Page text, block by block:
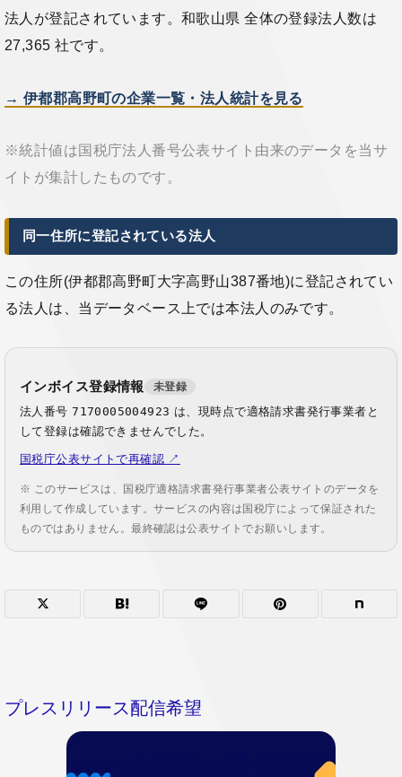
法人が登記されています。和歌山県 全体の登録法人数は
27,365 社です。
→ 伊都郡高野町の企業一覧・法人統計を見る
※統計値は国税庁法人番号公表サイト由来のデータを当サ
イトが集計したものです。
同一住所に登記されている法人
この住所(伊都郡高野町大字高野山387番地)に登記されてい
る法人は、当データベース上では本法人のみです。
インボイス登録情報 未登録
法人番号7170005004923 は、現時点で適格請求書発行事業者と
して登録は確認できませんでした。
国税庁公表サイトで再確認 ↗
※ このサービスは、国税庁適格請求書発行事業者公表サイトのデータを
利用して作成しています。サービスの内容は国税庁によって保証された
ものではありません。最終確認は公表サイトでお願いします。
プレスリリース配信希望